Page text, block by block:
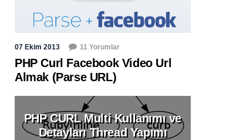
07 Ekim 2013 11 Yorumlar
PHP Curl Facebook Video Url
Almak (Parse URL)
PHP CURL Multi Kullanımı ve
Detayları Thread Yapımı